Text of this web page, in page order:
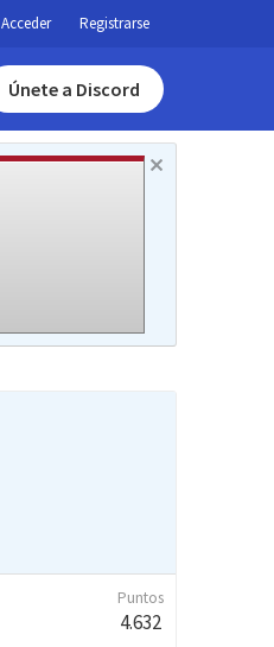
Acceder Registrarse
Únete a Discord
Puntos
4.632